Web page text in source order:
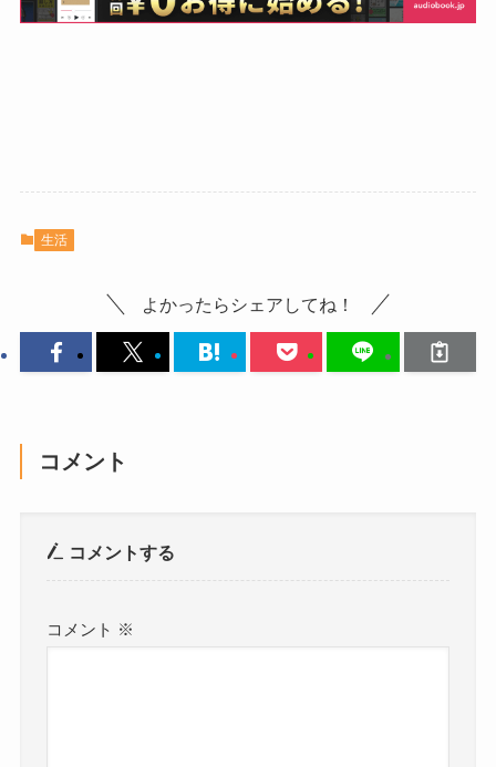
生活
よかったらシェアしてね！
コメント
コメントする
コメント ※